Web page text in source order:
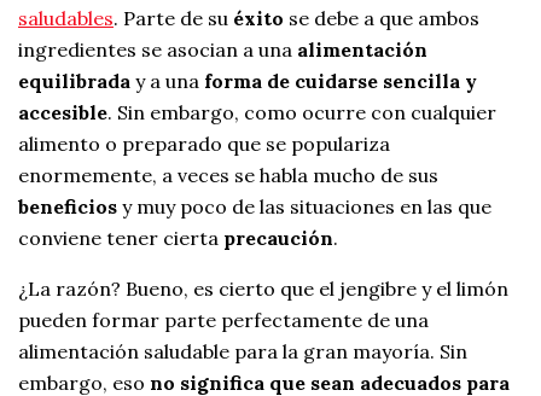
saludables. Parte de su éxito se debe a que ambos
ingredientes se asocian a una alimentación
equilibrada y a una forma de cuidarse sencilla y
accesible. Sin embargo, como ocurre con cualquier
alimento o preparado que se populariza
enormemente, a veces se habla mucho de sus
beneficios y muy poco de las situaciones en las que
conviene tener cierta precaución.
¿La razón? Bueno, es cierto que el jengibre y el limón
pueden formar parte perfectamente de una
alimentación saludable para la gran mayoría. Sin
embargo, eso no significa que sean adecuados para